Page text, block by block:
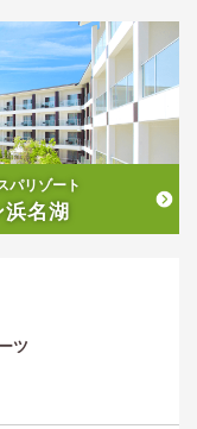
パリゾート
名湖
ツ